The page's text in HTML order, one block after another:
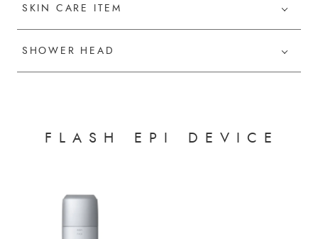
SKIN CARE ITEM
SHOWER HEAD
F L A S H E P I D E V I C E